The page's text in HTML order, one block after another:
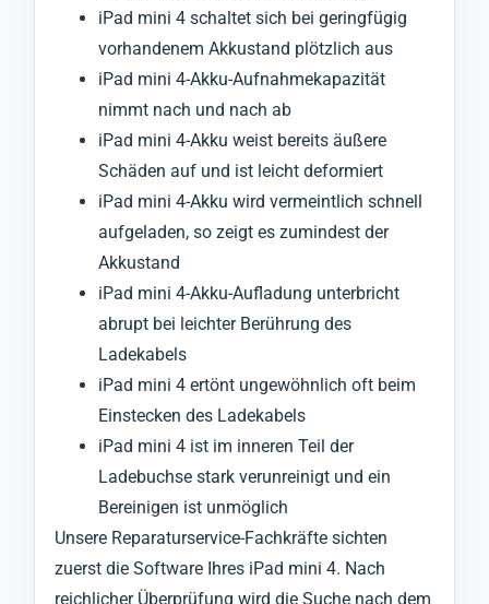
iPad mini 4 schaltet sich bei geringfügig
vorhandenem Akkustand plötzlich aus
iPad mini 4-Akku-Aufnahmekapazität
nimmt nach und nach ab
iPad mini 4-Akku weist bereits äußere
Schäden auf und ist leicht deformiert
iPad mini 4-Akku wird vermeintlich schnell
aufgeladen, so zeigt es zumindest der
Akkustand
iPad mini 4-Akku-Aufladung unterbricht
abrupt bei leichter Berührung des
Ladekabels
iPad mini 4 ertönt ungewöhnlich oft beim
Einstecken des Ladekabels
iPad mini 4 ist im inneren Teil der
Ladebuchse stark verunreinigt und ein
Bereinigen ist unmöglich
Unsere Reparaturservice-Fachkräfte sichten
zuerst die Software Ihres iPad mini 4. Nach
reichlicher Überprüfung wird die Suche nach dem